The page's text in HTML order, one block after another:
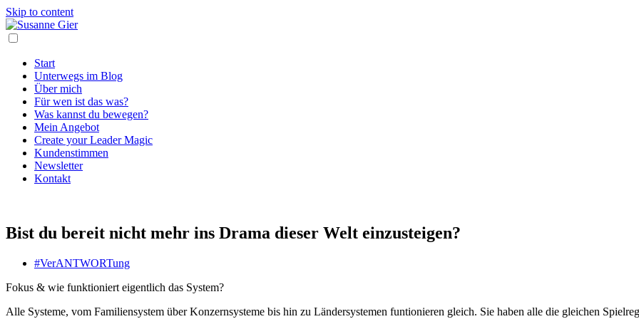
Skip to content
Start
Unterwegs im Blog
Über mich
Für wen ist das was?
Was kannst du bewegen?
Mein Angebot
Create your Leader Magic
Kundenstimmen
Newsletter
Kontakt
Bist du bereit nicht mehr ins Drama dieser Welt einzusteigen?
#VerANTWORTung
Fokus & wie funktioniert eigentlich das System?
Alle Systeme, vom Familiensystem über Konzernsysteme bis hin zu Ländersystemen funtionieren gleich. Sie haben alle die gleichen